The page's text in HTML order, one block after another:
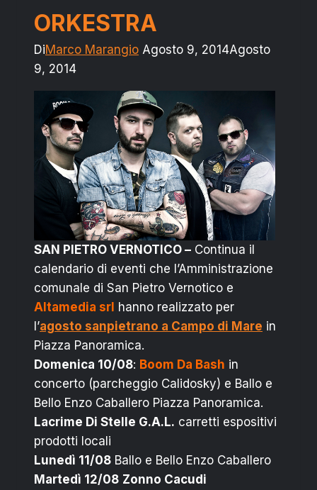
ORKESTRA
DiMarco Marangio Agosto 9, 2014Agosto
9, 2014
SAN PIETRO VERNOTICO – Continua il
calendario di eventi che l’Amministrazione
comunale di San Pietro Vernotico e
Altamedia srl hanno realizzato per
l’agosto sanpietrano a Campo di Mare in
Piazza Panoramica.
Domenica 10/08: Boom Da Bash in
concerto (parcheggio Calidosky) e Ballo e
Bello Enzo Caballero Piazza Panoramica.
Lacrime Di Stelle G.A.L. carretti espositivi
prodotti locali
Lunedì 11/08 Ballo e Bello Enzo Caballero
Martedì 12/08 Zonno Cacudi